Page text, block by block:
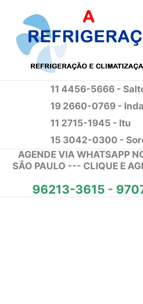
conteúdo
11 4456-5666 -
19 2660-0769 -
11 2715-1945 - Itu
15 3042-0300 -
AGENDE VIA WHATSAPP
SÃO PAULO --- CLIQUE E
96213-3615 -